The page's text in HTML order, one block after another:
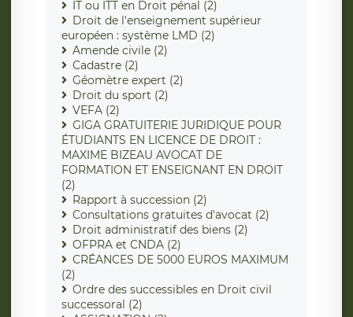
IT ou ITT en Droit pénal (2)
Droit de l'enseignement supérieur
européen : système LMD (2)
Amende civile (2)
Cadastre (2)
Géomètre expert (2)
Droit du sport (2)
VEFA (2)
GIGA GRATUITERIE JURIDIQUE POUR
ÉTUDIANTS EN LICENCE DE DROIT :
MAXIME BIZEAU AVOCAT DE
FORMATION ET ENSEIGNANT EN DROIT
(2)
Rapport à succession (2)
Consultations gratuites d'avocat (2)
Droit administratif des biens (2)
OFPRA et CNDA (2)
CRÉANCES DE 5000 EUROS MAXIMUM
(2)
Ordre des successibles en Droit civil
successoral (2)